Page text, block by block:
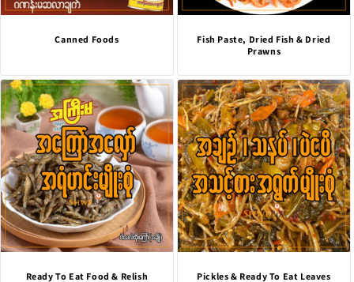
Canned Foods
Fish Paste, Dried Fish & Dried
Prawns
Ready To Eat Food & Relish Pickles & Ready To Eat Leaves